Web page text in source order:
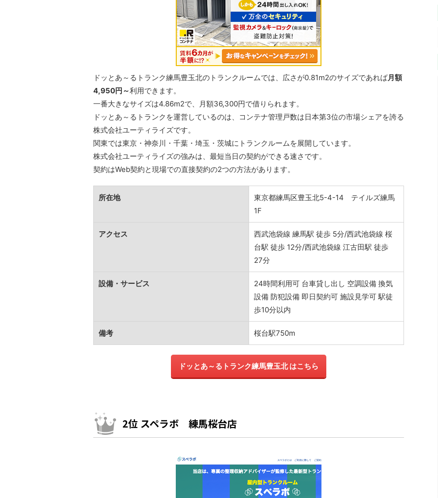
ドッとあ～るトランク練馬豊玉北のトランクルームでは、広さが0.81m2のサイズであれば月額
4,950円～利用できます。
一番大きなサイズは4.86m2で、月額36,300円で借りられます。
ドッとあ～るトランクを運営しているのは、コンテナ管理戸数は日本第3位の市場シェアを誇る
株式会社ユーティライズです。
関東では東京・神奈川・千葉・埼玉・茨城にトランクルームを展開しています。
株式会社ユーティライズの強みは、最短当日の契約ができる速さです。
契約はWeb契約と現場での直接契約の2つの方法があります。
所在地
東京都練馬区豊玉北5-4-14 テイルズ練馬
1F
アクセス
西武池袋線 練馬駅 徒歩 5分/西武池袋線 桜
台駅 徒歩 12分/西武池袋線 江古田駅 徒歩
27分
設備・サービス
24時間利用可 台車貸し出し 空調設備 換気
設備 防犯設備 即日契約可 施設見学可 駅徒
歩10分以内
備考 桜台駅750m
ドッとあ～るトランク練馬豊玉北 はこちら
2位 スペラボ 練馬桜台店